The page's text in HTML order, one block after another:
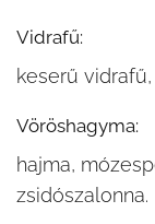
Vidrafű:
keserű
Vöröshagyma:
hajma,
zsidószalonna.